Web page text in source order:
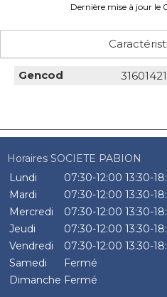
Dernière mise à jour le
Gencod
Horaires SOCIETE PABION
Lundi
07:30-12:00 13:30-
Mardi
07:30-12:00 13:30-
Mercredi
07:30-12:00 13:30-
Jeudi
07:30-12:00 13:30-
Vendredi
07:30-12:00 13:30-
Samedi
Fermé
Dimanche Fermé